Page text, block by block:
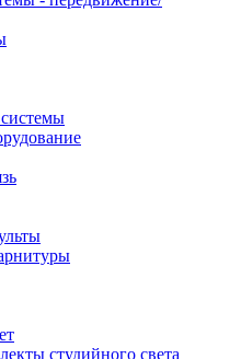
студийного света